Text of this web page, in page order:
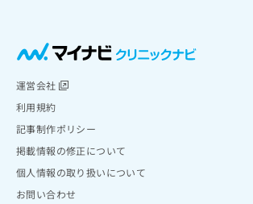
運営会社
利用規約
記事制作ポリシー
掲載情報の修正について
個人情報の取り扱いについて
お問い合わせ